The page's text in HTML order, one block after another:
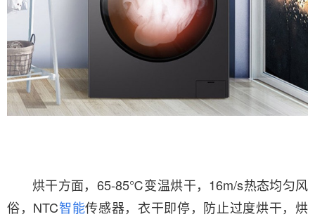
烘干方面，65-85℃变温烘干，16m/s热态均匀风
俗，NTC智能传感器，衣干即停，防止过度烘干，烘